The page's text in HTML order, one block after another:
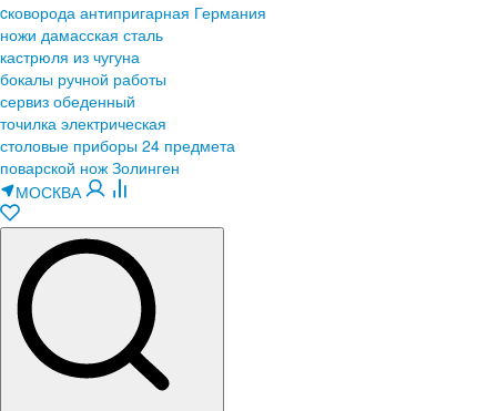
cковорода антипригарная Германия
ножи дамасская сталь
кастрюля из чугуна
бокалы ручной работы
сервиз обеденный
точилка электрическая
столовые приборы 24 предмета
поварской нож Золинген
МОСКВА